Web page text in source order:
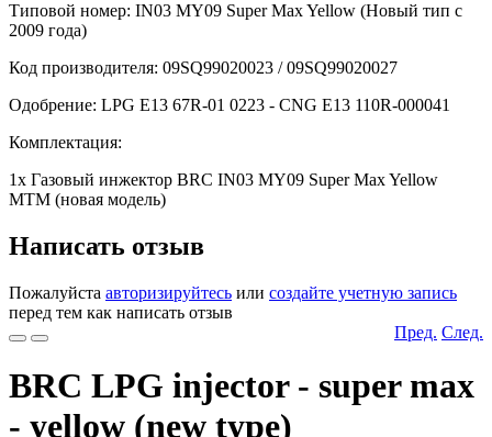
Типовой номер: IN03 MY09 Super Max Yellow (Новый тип с
2009 года)
Код производителя: 09SQ99020023 / 09SQ99020027
Одобрение: LPG E13 67R-01 0223 - CNG E13 110R-000041
Комплектация:
1x Газовый инжектор BRC IN03 MY09 Super Max Yellow
MTM (новая модель)
Написать отзыв
Пожалуйста авторизируйтесь или создайте учетную запись
перед тем как написать отзыв
Пред. След.
BRC LPG injector - super max
- yellow (new type)